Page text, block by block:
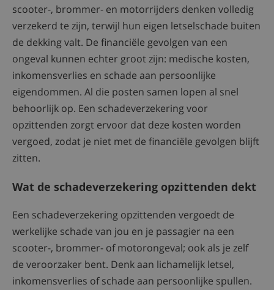
scooter-, brommer- en motorrijders denken volledig
verzekerd te zijn, terwijl hun eigen letselschade buiten
de dekking valt. De financiële gevolgen van een
ongeval kunnen echter groot zijn: medische kosten,
inkomensverlies en schade aan persoonlijke
eigendommen. Al die posten samen lopen al snel
behoorlijk op. Een schadeverzekering voor
opzittenden zorgt ervoor dat deze kosten worden
vergoed, zodat je niet met de financiële gevolgen blijft
zitten.
Wat de schadeverzekering opzittenden dekt
Een schadeverzekering opzittenden vergoedt de
werkelijke schade van jou en je passagier na een
scooter-, brommer- of motorongeval; ook als je zelf
de veroorzaker bent. Denk aan lichamelijk letsel,
inkomensverlies of schade aan persoonlijke spullen.